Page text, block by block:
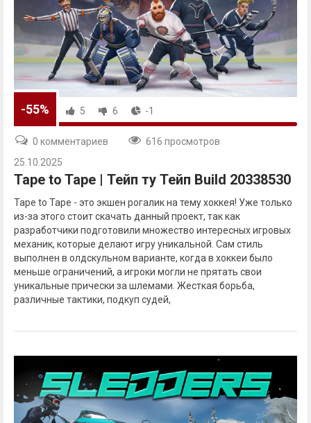
-55% 5 6 -1
0 комментариев
616 просмотров
25.10.2025
Tape to Tape | Тейп ту Тейп Build 20338530
Tape to Tape - это экшен рогалик на тему хоккея! Уже только
из-за этого стоит скачать данный проект, так как
разработчики подготовили множество интересных игровых
механик, которые делают игру уникальной. Сам стиль
выполнен в олдскульном варианте, когда в хоккеи было
меньше ограничений, а игроки могли не прятать свои
уникальные прически за шлемами. Жесткая борьба,
различные тактики, подкуп судей,